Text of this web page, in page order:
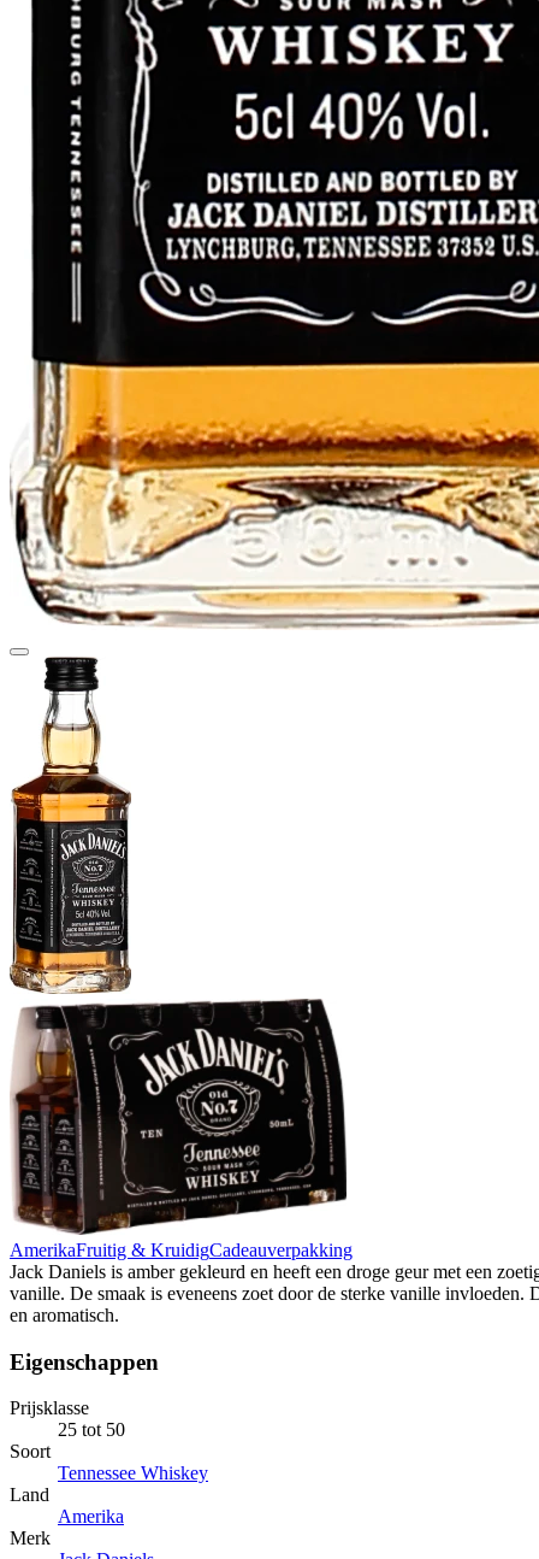
AmerikaFruitig & KruidigCadeauverpakking
Jack Daniels is amber gekleurd en heeft een droge geur met een
vanille. De smaak is eveneens zoet door de sterke vanille invloeden.
en aromatisch.
Eigenschappen
Prijsklasse
25 tot 50
Soort
Tennessee Whiskey
Land
Amerika
Merk